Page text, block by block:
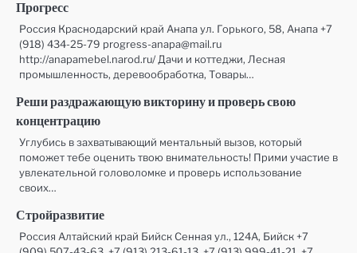
Прогресс
Россия Краснодарский край Анапа ул. Горького, 58, Анапа +7
(918) 434-25-79 progress-anapa@mail.ru
http://anapamebel.narod.ru/ Дачи и коттеджи, Лесная
промышленность, деревообработка, Товары…
Реши раздражающую викторину и проверь свою
концентрацию
Углубись в захватывающий ментальный вызов, который
поможет тебе оценить твою внимательность! Прими участие в
увлекательной головоломке и проверь использование
своих…
Стройразвитие
Россия Алтайский край Бийск Сенная ул., 124А, Бийск +7